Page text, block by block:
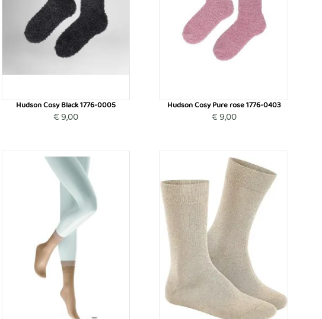
Hudson Cosy Black 1776-0005
€ 9,00
Hudson Cosy Pure rose 1776-0403
€ 9,00